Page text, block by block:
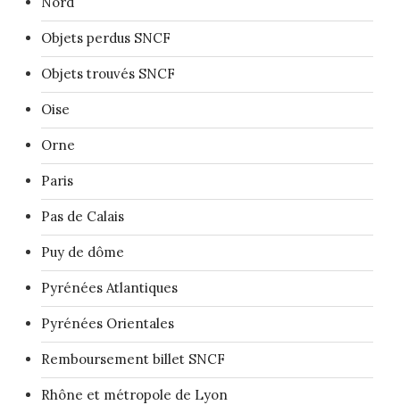
Objets perdus SNCF
Objets trouvés SNCF
Oise
Orne
Paris
Pas de Calais
Puy de dôme
Pyrénées Atlantiques
Pyrénées Orientales
Remboursement billet SNCF
Rhône et métropole de Lyon